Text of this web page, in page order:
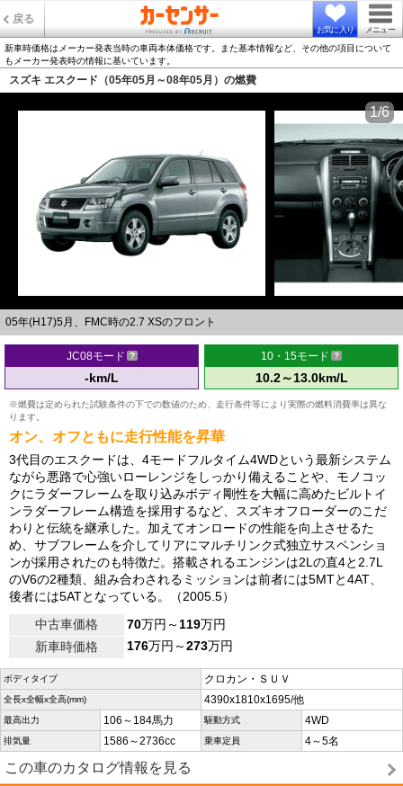
戻る
お気に入り メニュー
新車時価格はメーカー発表当時の車両本体価格です。また基本情報など、その他の項目について
もメーカー発表時の情報に基いています。
スズキ エスクード（05年05月～08年05月）の燃費
05年(H17)5月、FMC時の2.7 XSのフロント
1/6
JC08モード
-km/L
10・15モード
10.2～13.0km/L
※燃費は定められた試験条件の下での数値のため、走行条件等により実際の燃料消費率は異な
ります。
オン、オフともに走行性能を昇華
3代目のエスクードは、4モードフルタイム4WDという最新システム
ながら悪路で心強いローレンジをしっかり備えることや、モノコッ
クにラダーフレームを取り込みボディ剛性を大幅に高めたビルトイ
ンラダーフレーム構造を採用するなど、スズキオフローダーのこだ
わりと伝統を継承した。加えてオンロードの性能を向上させるた
め、サブフレームを介してリアにマルチリンク式独立サスペンショ
ンが採用されたのも特徴だ。搭載されるエンジンは2Lの直4と2.7L
のV6の2種類、組み合わされるミッションは前者には5MTと4AT、
後者には5ATとなっている。（2005.5）
中古車価格
70万円～119万円
新車時価格
176万円～273万円
ボディタイプ クロカン・ＳＵＶ
全長x全幅x全高(mm) 4390x1810x1695/他
最高出力 106～184馬力 駆動方式 4WD
排気量 1586～2736cc 乗車定員 4～5名
この車のカタログ情報を見る